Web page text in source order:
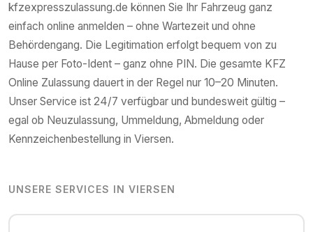
kfzexpresszulassung.de können Sie Ihr Fahrzeug ganz
einfach online anmelden – ohne Wartezeit und ohne
Behördengang. Die Legitimation erfolgt bequem von zu
Hause per Foto-Ident – ganz ohne PIN. Die gesamte KFZ
Online Zulassung dauert in der Regel nur 10–20 Minuten.
Unser Service ist 24/7 verfügbar und bundesweit gültig –
egal ob Neuzulassung, Ummeldung, Abmeldung oder
Kennzeichenbestellung in Viersen.
UNSERE SERVICES IN VIERSEN